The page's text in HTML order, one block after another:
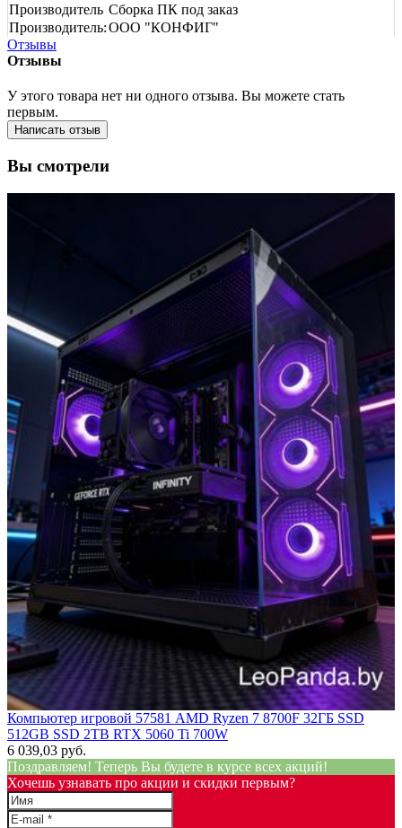
Производитель Сборка ПК под заказ
Производитель:ООО "КОНФИГ"
Отзывы
Отзывы
У этого товара нет ни одного отзыва. Вы можете стать
первым.
Написать отзыв
Вы смотрели
Компьютер игровой 57581 AMD Ryzen 7 8700F 32ГБ SSD
512GB SSD 2TB RTX 5060 Ti 700W
6 039,03 руб.
Поздравляем! Теперь Вы будете в курсе всех акций!
Хочешь узнавать про акции и скидки первым?